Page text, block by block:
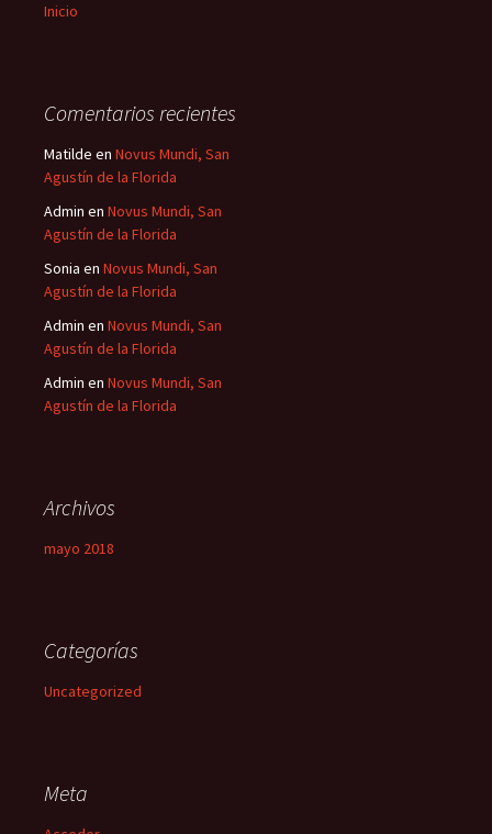
Inicio
Comentarios recientes
Matilde en Novus Mundi, San
Agustín de la Florida
Admin en Novus Mundi, San
Agustín de la Florida
Sonia en Novus Mundi, San
Agustín de la Florida
Admin en Novus Mundi, San
Agustín de la Florida
Admin en Novus Mundi, San
Agustín de la Florida
Archivos
mayo 2018
Categorías
Uncategorized
Meta